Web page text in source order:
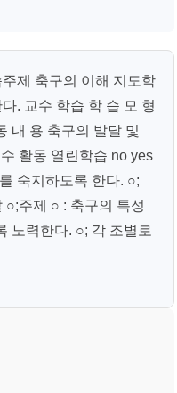
제 축구의 이해 지도학
. 교수 학습 학 습 모 형
내 용 축구의 발달 및
활동 열린학습 no yes
숙지하도록 한다. ○;
주제 ○ : 축구의 특성
노력한다. ○; 각 조별로